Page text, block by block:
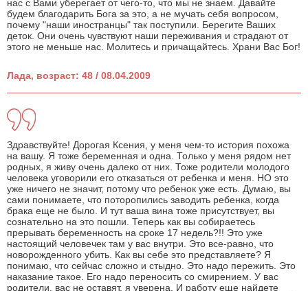
нас с Вами уберегает от чего-то, что мы не знаем. Давайте
будем благодарить Бога за это, а не мучать себя вопросом,
почему "наши иностранцы" так поступили. Берегите Ваших
деток. Они очень чувствуют наши переживания и страдают от
этого не меньше нас. Молитесь и причащайтесь. Храни Вас Бог!
Лада, возраст: 48 / 08.04.2009
Здравствуйте! Дорогая Ксения, у меня чем-то история похожа
на вашу. Я тоже беременная и одна. Только у меня рядом нет
родных, я живу очень далеко от них. Тоже родители молодого
человека уговорили его отказаться от ребенка и меня. НО это
уже ничего не значит, потому что ребенок уже есть. Думаю, вы
сами понимаете, что поторопились заводить ребенка, когда
брака еще не было. И тут ваша вина тоже присутствует, вы
сознательно на это пошли. Теперь как вы собираетесь
прерывать беременность на сроке 17 недель?!! Это уже
настоящий человечек там у вас внутри. Это все-равно, что
новорожденного убить. Как вы себе это представляете? Я
понимаю, что сейчас сложно и стыдно. Это надо пережить. Это
наказание такое. Его надо переносить со смирением. У вас
родители, вас не оставят, я уверена. И работу еще найдете